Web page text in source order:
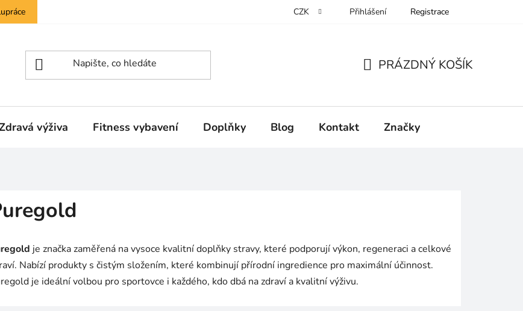
CZK Přihlášení Registrace
KOŠÍK
PRÁZDNÝ KOŠÍK
výživa Fitness vybavení Doplňky Blog Kontakt Značky
je značka zaměřená na vysoce kvalitní doplňky stravy, které podporují výkon, regeneraci a celkové
Nabízí produkty s čistým složením, které kombinují přírodní ingredience pro maximální účinnost.
je ideální volbou pro sportovce i každého, kdo dbá na zdraví a kvalitní výživu.